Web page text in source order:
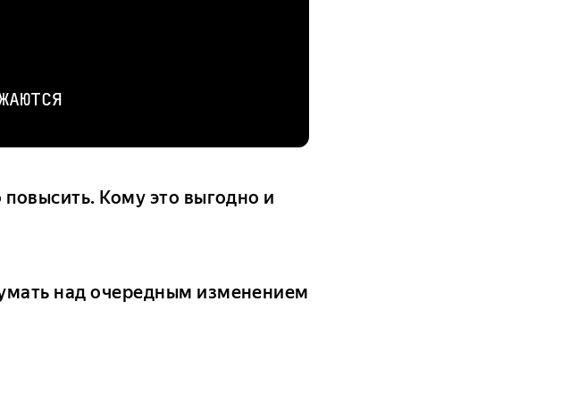
Кому это выгодно и
над очередным изменением